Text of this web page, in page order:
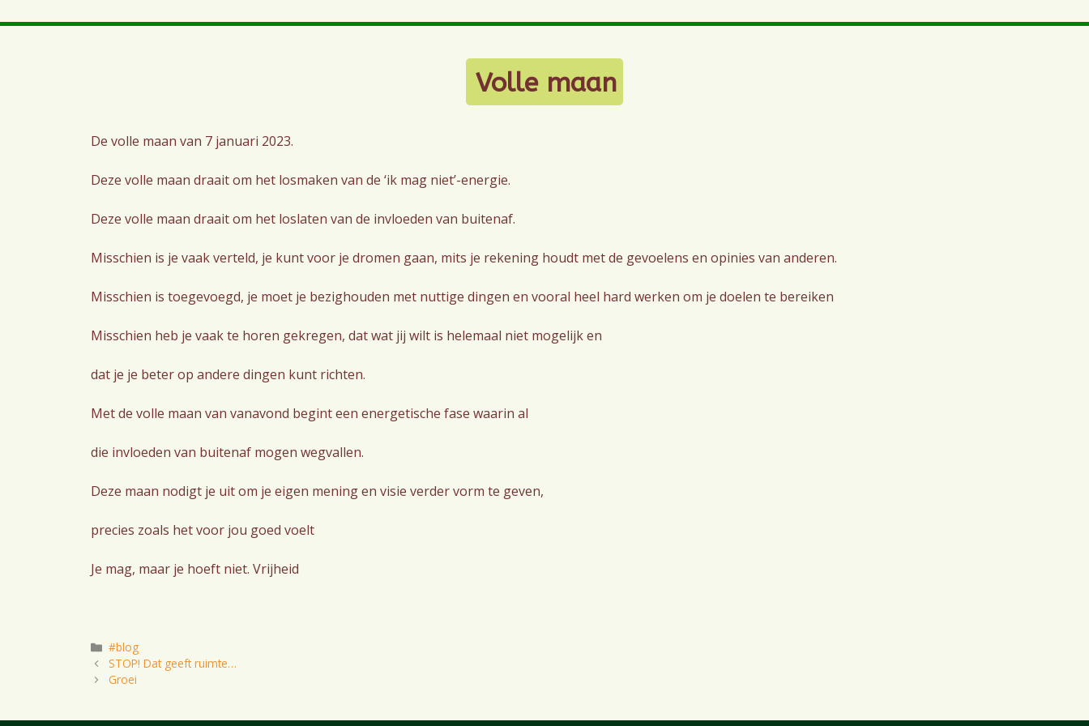
Volle maan
De volle maan van 7 januari 2023.
Deze volle maan draait om het losmaken van de ‘ik mag niet’-energie.
Deze volle maan draait om het loslaten van de invloeden van buitenaf.
Misschien is je vaak verteld, je kunt voor je dromen gaan, mits je rekening houdt met de gevoelens en opinies van anderen.
Misschien is toegevoegd, je moet je bezighouden met nuttige dingen en vooral heel hard werken om je doelen te bereiken
Misschien heb je vaak te horen gekregen, dat wat jij wilt is helemaal niet mogelijk en
dat je je beter op andere dingen kunt richten.
Met de volle maan van vanavond begint een energetische fase waarin al
die invloeden van buitenaf mogen wegvallen.
Deze maan nodigt je uit om je eigen mening en visie verder vorm te geven,
precies zoals het voor jou goed voelt
Je mag, maar je hoeft niet. Vrijheid
Categorieën
#blog
STOP! Dat geeft ruimte…
Groei